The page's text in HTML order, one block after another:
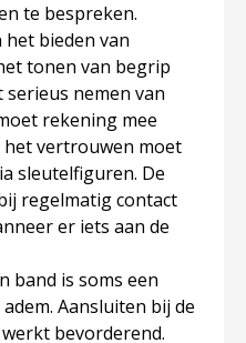
te bespreken.
het bieden van
tonen van begrip
nemen van
rekening mee
vertrouwen moet
sleutelfiguren. De
regelmatig contact
er iets aan de
band is soms een
Aansluiten bij de
bevorderend.